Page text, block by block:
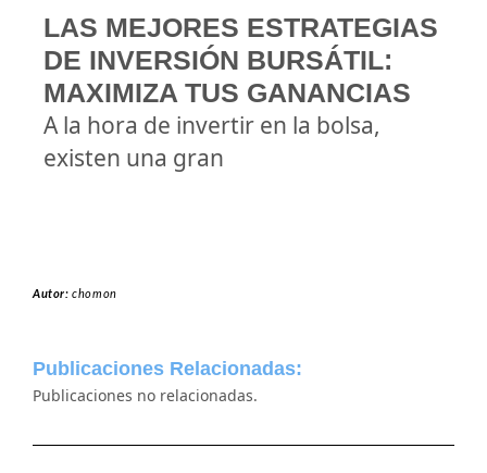
LAS MEJORES ESTRATEGIAS
DE INVERSIÓN BURSÁTIL:
MAXIMIZA TUS GANANCIAS
A la hora de invertir en la bolsa,
existen una gran
Autor:chomon
Publicaciones Relacionadas:
Publicaciones no relacionadas.